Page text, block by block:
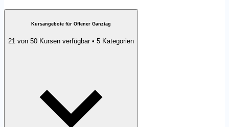
Kursangebote für Offener Ganztag
21 von 50 Kursen verfügbar • 5 Kategorien